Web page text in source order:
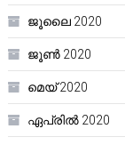
ജൂലൈ 2020
ജൂൺ 2020
മെയ്‌ 2020
ഏപ്രിൽ 2020